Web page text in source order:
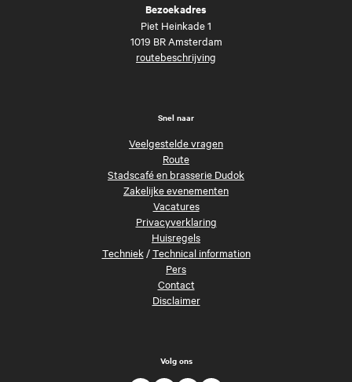
Bezoekadres
Piet Heinkade 1
1019 BR Amsterdam
routebeschrijving
Snel naar
Veelgestelde vragen
Route
Stadscafé en brasserie Dudok
Zakelijke evenementen
Vacatures
Privacyverklaring
Huisregels
Techniek/Technical information
Pers
Contact
Disclaimer
Volg ons